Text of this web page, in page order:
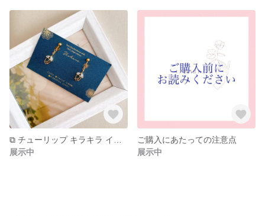
展示中
ご購入にあたっての注意点
展示中